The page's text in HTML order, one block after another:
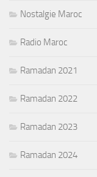
Nostalgie Maroc
Radio Maroc
Ramadan 2021
Ramadan 2022
Ramadan 2023
Ramadan 2024